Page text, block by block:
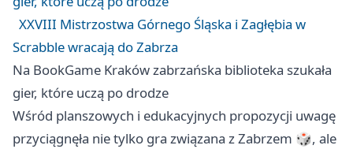
XXVIII Mistrzostwa Górnego Śląska i Zagłębia w
Scrabble wracają do Zabrza
Na BookGame Kraków zabrzańska biblioteka szukała
gier, które uczą po drodze
Wśród planszowych i edukacyjnych propozycji uwagę
przyciągnęła nie tylko gra związana z Zabrzem 🎲, ale